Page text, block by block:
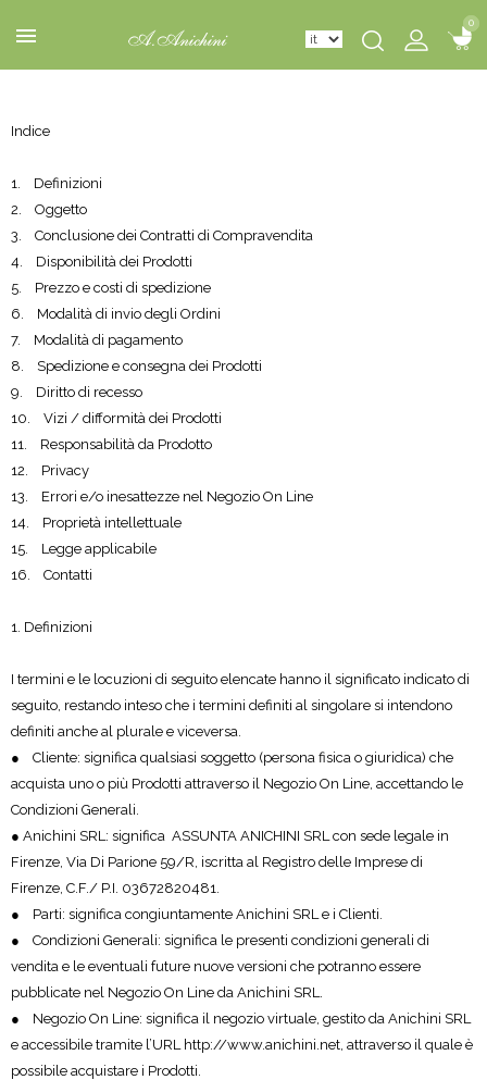
0
0
Indice
1. Definizioni
2. Oggetto
3. Conclusione dei Contratti di Compravendita
4. Disponibilità dei Prodotti
5. Prezzo e costi di spedizione
6. Modalità di invio degli Ordini
7. Modalità di pagamento
8. Spedizione e consegna dei Prodotti
9. Diritto di recesso
10. Vizi / difformità dei Prodotti
11. Responsabilità da Prodotto
12. Privacy
13. Errori e/o inesattezze nel Negozio On Line
14. Proprietà intellettuale
15. Legge applicabile
16. Contatti
1. Definizioni
I termini e le locuzioni di seguito elencate hanno il significato indicato di
seguito, restando inteso che i termini definiti al singolare si intendono
definiti anche al plurale e viceversa.
● Cliente: significa qualsiasi soggetto (persona fisica o giuridica) che
acquista uno o più Prodotti attraverso il Negozio On Line, accettando le
Condizioni Generali.
● Anichini SRL: significa ASSUNTA ANICHINI SRL con sede legale in
Firenze, Via Di Parione 59/R, iscritta al Registro delle Imprese di
Firenze, C.F./ P.I. 03672820481.
● Parti: significa congiuntamente Anichini SRL e i Clienti.
● Condizioni Generali: significa le presenti condizioni generali di
vendita e le eventuali future nuove versioni che potranno essere
pubblicate nel Negozio On Line da Anichini SRL.
● Negozio On Line: significa il negozio virtuale, gestito da Anichini SRL
e accessibile tramite l’URL http://www.anichini.net, attraverso il quale è
possibile acquistare i Prodotti.